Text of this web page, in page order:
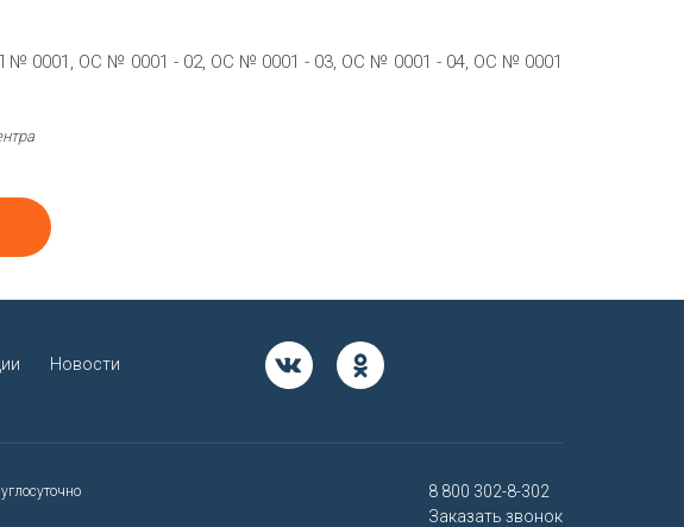
№ 0001, ОС № 0001 - 02, ОС № 0001 - 03, ОС № 0001 - 04, ОС № 0001
Новости
8 800 302-8-302
Заказать звонок